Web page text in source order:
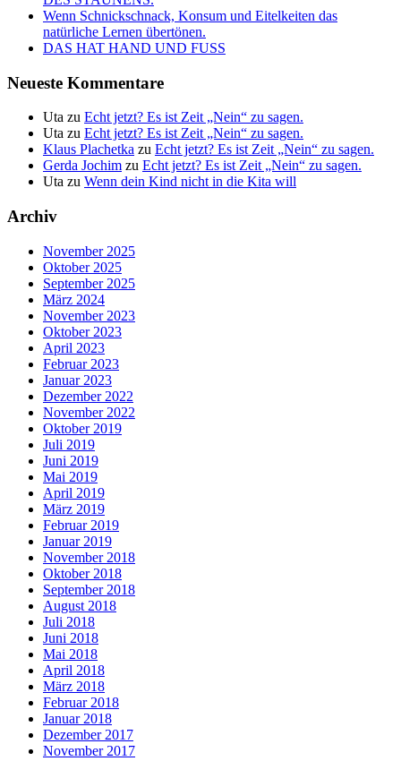
Wenn Schnickschnack, Konsum und Eitelkeiten das
natürliche Lernen übertönen.
DAS HAT HAND UND FUSS
Neueste Kommentare
Uta zu Echt jetzt? Es ist Zeit „Nein“ zu sagen.
Uta zu Echt jetzt? Es ist Zeit „Nein“ zu sagen.
Klaus Plachetka zu Echt jetzt? Es ist Zeit „Nein“ zu sagen.
Gerda Jochim zu Echt jetzt? Es ist Zeit „Nein“ zu sagen.
Uta zu Wenn dein Kind nicht in die Kita will
Archiv
November 2025
Oktober 2025
September 2025
März 2024
November 2023
Oktober 2023
April 2023
Februar 2023
Januar 2023
Dezember 2022
November 2022
Oktober 2019
Juli 2019
Juni 2019
Mai 2019
April 2019
März 2019
Februar 2019
Januar 2019
November 2018
Oktober 2018
September 2018
August 2018
Juli 2018
Juni 2018
Mai 2018
April 2018
März 2018
Februar 2018
Januar 2018
Dezember 2017
November 2017